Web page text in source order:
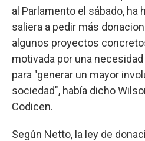
al Parlamento el sábado, ha
saliera a pedir más
algunos proyectos
motivada por una
para "generar un mayor
sociedad", había dicho
Codicen.
Según Netto, la ley de